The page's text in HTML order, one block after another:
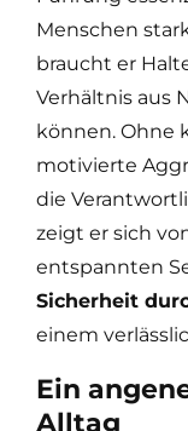
Menschen
braucht er
Verhältnis aus
können. Ohne
motivierte
die
zeigt er sich
entspannten
Sicherheit
einem
Ein
Alltag